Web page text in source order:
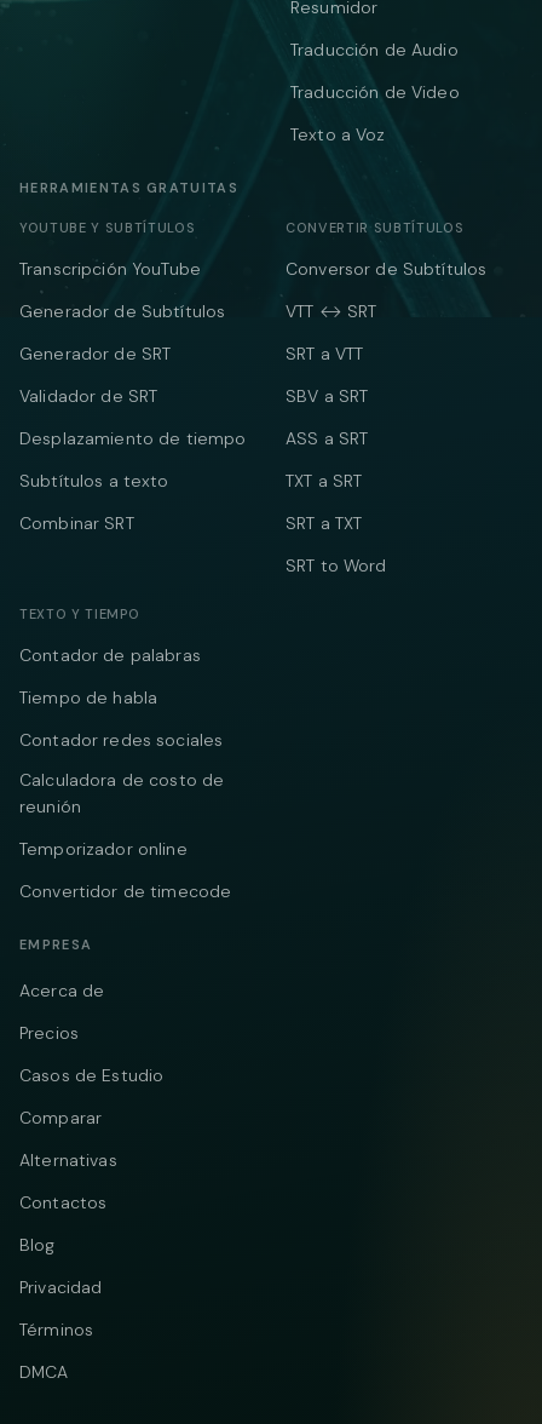
Resumidor
Traducción de Audio
Traducción de Video
Texto a Voz
HERRAMIENTAS GRATUITAS
YOUTUBE Y SUBTÍTULOS
Transcripción YouTube
Generador de Subtítulos
Generador de SRT
Validador de SRT
Desplazamiento de tiempo
Subtítulos a texto
Combinar SRT
CONVERTIR SUBTÍTULOS
Conversor de Subtítulos
VTT ↔ SRT
SRT a VTT
SBV a SRT
ASS a SRT
TXT a SRT
SRT a TXT
SRT to Word
TEXTO Y TIEMPO
Contador de palabras
Tiempo de habla
Contador redes sociales
Calculadora de costo de
reunión
Temporizador online
Convertidor de timecode
EMPRESA
Acerca de
Precios
Casos de Estudio
Comparar
Alternativas
Contactos
Blog
Privacidad
Términos
DMCA